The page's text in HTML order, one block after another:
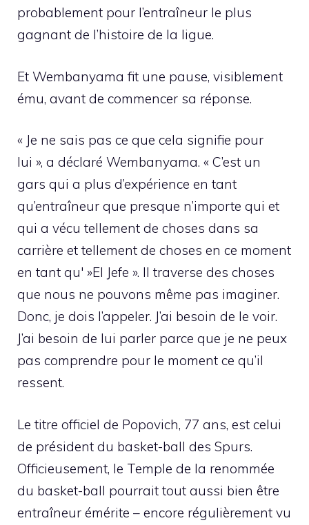
probablement pour l’entraîneur le plus
gagnant de l’histoire de la ligue.
Et Wembanyama fit une pause, visiblement
ému, avant de commencer sa réponse.
« Je ne sais pas ce que cela signifie pour
lui », a déclaré Wembanyama. « C’est un
gars qui a plus d’expérience en tant
qu’entraîneur que presque n’importe qui et
qui a vécu tellement de choses dans sa
carrière et tellement de choses en ce moment
en tant qu' »El Jefe ». Il traverse des choses
que nous ne pouvons même pas imaginer.
Donc, je dois l’appeler. J’ai besoin de le voir.
J’ai besoin de lui parler parce que je ne peux
pas comprendre pour le moment ce qu’il
ressent.
Le titre officiel de Popovich, 77 ans, est celui
de président du basket-ball des Spurs.
Officieusement, le Temple de la renommée
du basket-ball pourrait tout aussi bien être
entraîneur émérite – encore régulièrement vu